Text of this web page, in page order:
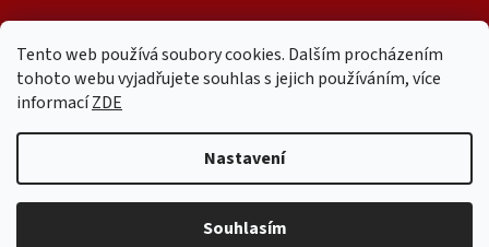
Tento web používá soubory cookies. Dalším procházením
tohoto webu vyjadřujete souhlas s jejich používáním, více
informacíZDE
Nastavení
Souhlasím
Copyright 2026Mr. Candy Bull. Všechna práva vyhrazena.Upravit
nastavení cookies